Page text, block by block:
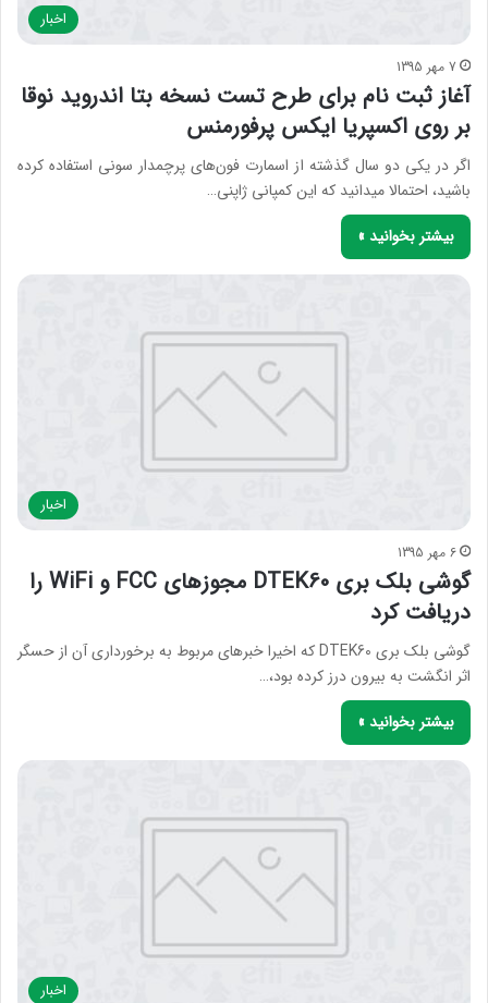
اخبار
7 مهر 1395
آغاز ثبت نام برای طرح تست نسخه بتا اندروید نوقا
بر روی اکسپریا ایکس پرفورمنس
اگر در یکی دو سال گذشته از اسمارت فون‌های پرچمدار سونی استفاده کرده
باشید، احتمالا میدانید که این کمپانی ژاپنی…
بیشتر بخوانید »
اخبار
6 مهر 1395
گوشی بلک بری DTEK60 مجوزهای FCC و WiFi را
دریافت کرد
گوشی بلک بری DTEK60 که اخیرا خبرهای مربوط به برخورداری آن از حسگر
اثر انگشت به بیرون درز کرده بود،…
بیشتر بخوانید »
اخبار